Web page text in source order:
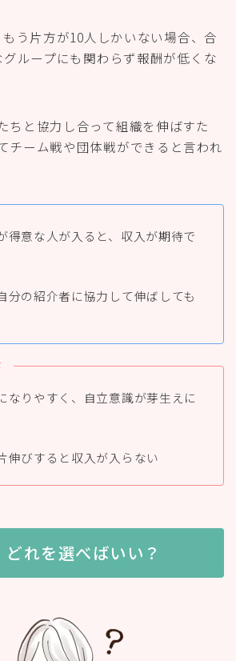
う片方が10人しかいない場合、合
ループにも関わらず報酬が低くな
ちと協力し合って組織を伸ばすた
チーム戦や団体戦ができると言われ
得意な人が入ると、収入が期待で
分の紹介者に協力して伸ばしても
なりやすく、自立意識が芽生えに
伸びすると収入が入らない
れを選べばいい？